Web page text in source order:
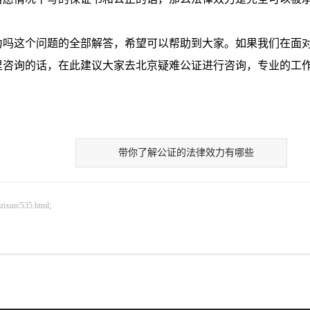
个问题的全部解答，希望可以帮助到大家。如果我们在面
询的话，在此建议大家去北京疑难公证进行咨询，专业的工
带你了解公证的法律效力有哪些
535.html;